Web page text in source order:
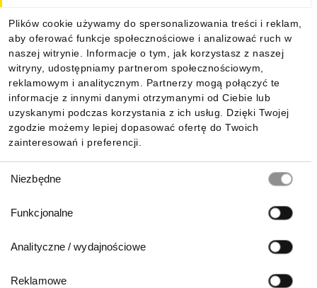
Plików cookie używamy do spersonalizowania treści i reklam,
aby oferować funkcje społecznościowe i analizować ruch w
naszej witrynie. Informacje o tym, jak korzystasz z naszej
witryny, udostępniamy partnerom społecznościowym,
reklamowym i analitycznym. Partnerzy mogą połączyć te
informacje z innymi danymi otrzymanymi od Ciebie lub
uzyskanymi podczas korzystania z ich usług. Dzięki Twojej
zgodzie możemy lepiej dopasować ofertę do Twoich
zainteresowań i preferencji.
zgody
Niezbędne
Funkcjonalne
Analityczne / wydajnościowe
Reklamowe
Informacje
Pobierz naszą aplikację mobilną: